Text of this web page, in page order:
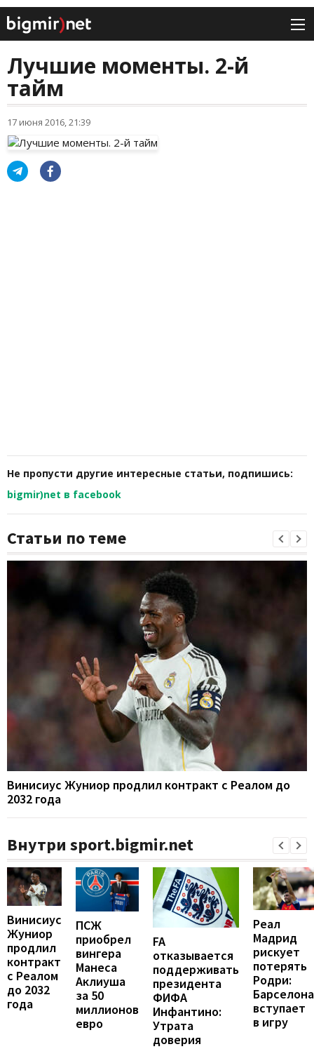
Лучшие моменты. 2-й
тайм
17 июня 2016, 21:39
Не пропусти другие интересные статьи, подпишись:
bigmir)net в facebook
Статьи по теме
Винисиус Жуниор продлил контракт с Реалом до
2032 года
Внутри sport.bigmir.net
Винисиус
Жуниор
продлил
контракт
с Реалом
до 2032
года
ПСЖ
приобрел
вингера
Манеса
Аклиуша
за 50
миллионов
евро
FA
отказывается
поддерживать
президента
ФИФА
Инфантино:
Утрата
доверия
Реал
Мадрид
рискует
потерять
Родри:
Барселона
вступает
в игру